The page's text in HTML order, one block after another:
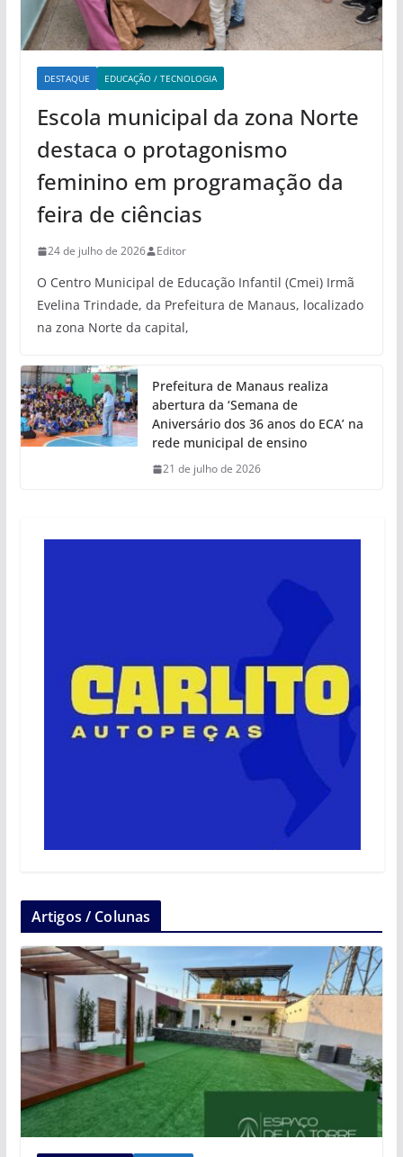
DESTAQUE EDUCAÇÃO / TECNOLOGIA
Escola municipal da zona Norte
destaca o protagonismo
feminino em programação da
feira de ciências
24 de julho de 2026 Editor
O Centro Municipal de Educação Infantil (Cmei) Irmã
Evelina Trindade, da Prefeitura de Manaus, localizado
na zona Norte da capital,
Prefeitura de Manaus realiza
abertura da ‘Semana de
Aniversário dos 36 anos do ECA’ na
rede municipal de ensino
21 de julho de 2026
Artigos / Colunas